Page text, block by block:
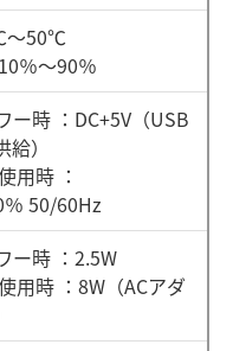
～50℃
％～90％
ー時 ：DC+5V（USB
）
用時 ：
50/60Hz
ー時 ：2.5W
用時 ：8W（ACアダ